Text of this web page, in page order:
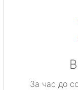
За час до